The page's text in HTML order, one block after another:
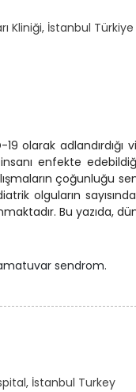
Kliniği, İstanbul Türkiye
19 olarak
enfekte
çoğunluğu
olguların
Bu yazıda,
sendrom.
İstanbul Turkey